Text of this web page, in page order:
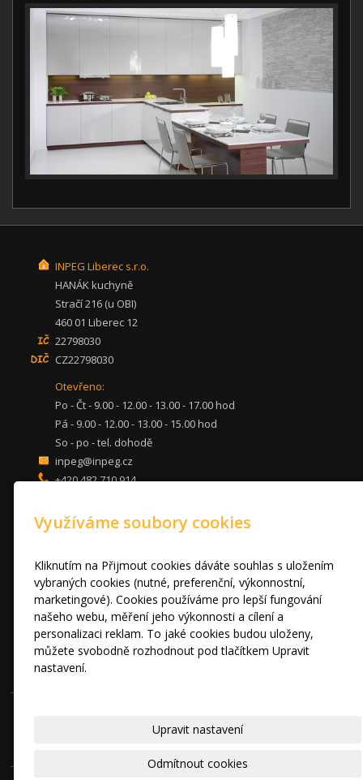
INPEG Liberec s.r.o.
HANÁK kuchyně
Stračí 216 (u OBI)
460 01 Liberec 12
22798030
CZ22798030
Otevřeno:
Po - Čt - 9.00 - 12.00 - 13.00 - 17.00 hod
Pá - 9.00 - 12.00 - 13.00 - 15.00 hod
So - po - tel. dohodě
inpeg@inpeg.cz
+420 482 710 914
KUCHYNĚ
DVEŘE A STOLY
OBÝVACÍ POKOJE
AKCE
FOTOGALERIE
VÝPRODEJ VZORKŮ
RADY A TIPY
KONTAKT
|Mapa webu
Využíváme soubory cookies
Kliknutím na Přijmout cookies dáváte souhlas s uložením
vybraných cookies (nutné, preferenční, výkonnostní,
marketingové). Cookies používáme pro lepší fungování
našeho webu, měření jeho výkonnosti a cílení a
personalizaci reklam. To jaké cookies budou uloženy,
můžete svobodně rozhodnout pod tlačítkem Upravit
nastavení.
Upravit nastavení
Odmítnout cookies